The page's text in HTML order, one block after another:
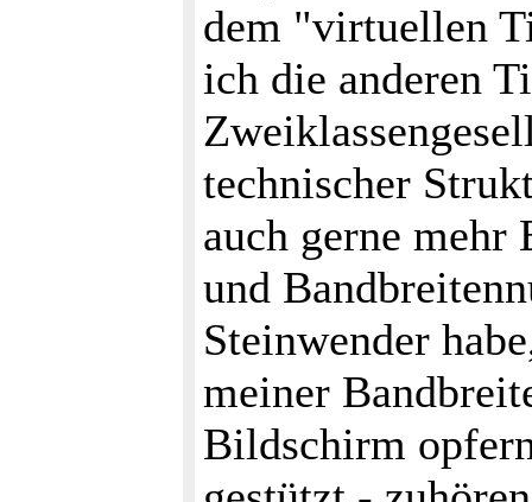
dem "virtuellen
ich die anderen
technischer
auch gerne
und
Steinwender
meiner
Bildschirm